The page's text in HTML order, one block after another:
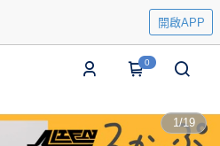
開啟APP
0
1/19